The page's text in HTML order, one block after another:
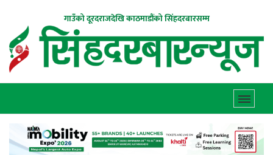
गाउँको दूरदराजदेखि काठमाडौंको सिंहदरबारसम्म